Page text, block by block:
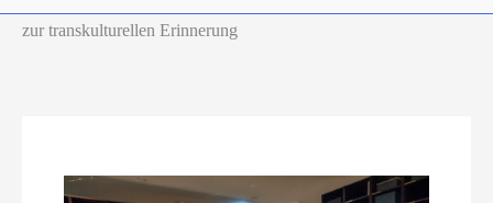
zur transkulturellen Erinnerung